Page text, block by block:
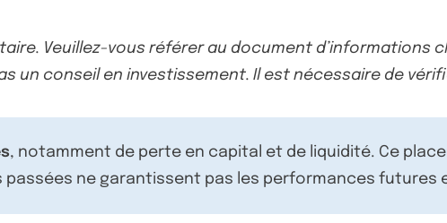
Veuillez-vous référer au document d’informations
un conseil en investissement. Il est nécessaire de
, notamment de perte en capital et de liquidité. Ce
passées ne garantissent pas les performances